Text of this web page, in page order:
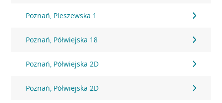
Poznań, Pleszewska 1
Poznań, Półwiejska 18
Poznań, Półwiejska 2D
Poznań, Półwiejska 2D